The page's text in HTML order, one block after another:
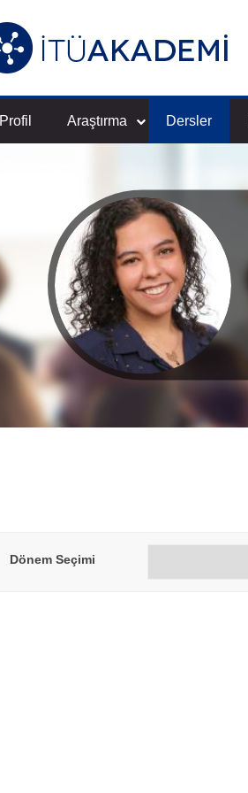
Profil Araştırma Dersler
Dönem Seçimi